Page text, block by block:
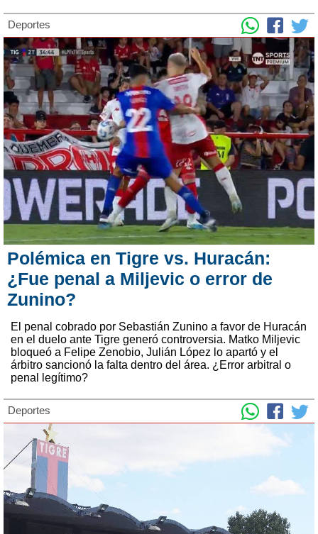
Deportes
Polémica en Tigre vs. Huracán:
¿Fue penal a Miljevic o error de
Zunino?
El penal cobrado por Sebastián Zunino a favor de Huracán
en el duelo ante Tigre generó controversia. Matko Miljevic
bloqueó a Felipe Zenobio, Julián López lo apartó y el
árbitro sancionó la falta dentro del área. ¿Error arbitral o
penal legítimo?
Deportes